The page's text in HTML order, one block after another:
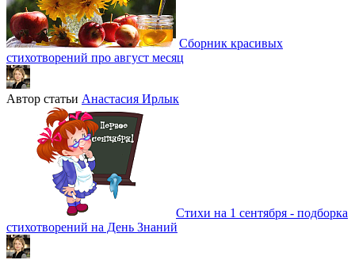
Сборник красивых
стихотворений про август месяц
Автор статьи Анастасия Ирлык
Стихи на 1 сентября - подборка
стихотворений на День Знаний